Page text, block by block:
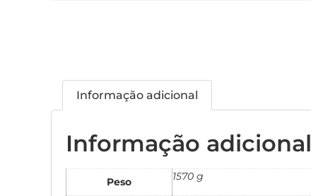
Informação adicional
Informação adicional
Peso 1570 g